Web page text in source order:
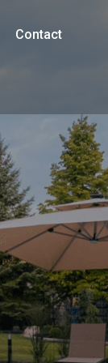
Contact